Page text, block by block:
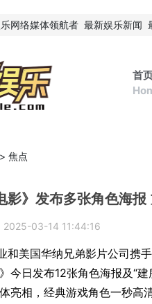
网络媒体领航者 最新娱乐新闻
首
> 焦点
影》发布多张角色海
2025-03-14 11:44:16
和美国华纳兄弟影片公司携
今日发布12张角色海报及“
亮相，经典游戏角色一秒